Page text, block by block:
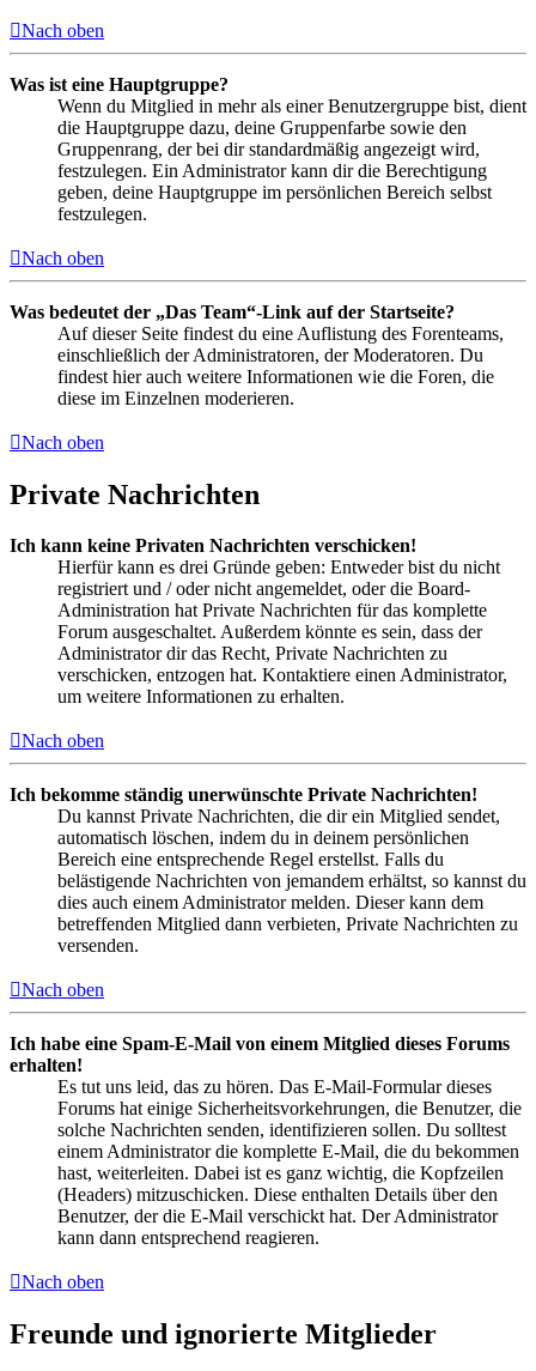
Nach oben
Was ist eine Hauptgruppe?
Wenn du Mitglied in mehr als einer Benutzergruppe bist, dient
die Hauptgruppe dazu, deine Gruppenfarbe sowie den
Gruppenrang, der bei dir standardmäßig angezeigt wird,
festzulegen. Ein Administrator kann dir die Berechtigung
geben, deine Hauptgruppe im persönlichen Bereich selbst
festzulegen.
Nach oben
Was bedeutet der „Das Team“-Link auf der Startseite?
Auf dieser Seite findest du eine Auflistung des Forenteams,
einschließlich der Administratoren, der Moderatoren. Du
findest hier auch weitere Informationen wie die Foren, die
diese im Einzelnen moderieren.
Nach oben
Private Nachrichten
Ich kann keine Privaten Nachrichten verschicken!
Hierfür kann es drei Gründe geben: Entweder bist du nicht
registriert und / oder nicht angemeldet, oder die Board-
Administration hat Private Nachrichten für das komplette
Forum ausgeschaltet. Außerdem könnte es sein, dass der
Administrator dir das Recht, Private Nachrichten zu
verschicken, entzogen hat. Kontaktiere einen Administrator,
um weitere Informationen zu erhalten.
Nach oben
Ich bekomme ständig unerwünschte Private Nachrichten!
Du kannst Private Nachrichten, die dir ein Mitglied sendet,
automatisch löschen, indem du in deinem persönlichen
Bereich eine entsprechende Regel erstellst. Falls du
belästigende Nachrichten von jemandem erhältst, so kannst du
dies auch einem Administrator melden. Dieser kann dem
betreffenden Mitglied dann verbieten, Private Nachrichten zu
versenden.
Nach oben
Ich habe eine Spam-E-Mail von einem Mitglied dieses Forums
erhalten!
Es tut uns leid, das zu hören. Das E-Mail-Formular dieses
Forums hat einige Sicherheitsvorkehrungen, die Benutzer, die
solche Nachrichten senden, identifizieren sollen. Du solltest
einem Administrator die komplette E-Mail, die du bekommen
hast, weiterleiten. Dabei ist es ganz wichtig, die Kopfzeilen
(Headers) mitzuschicken. Diese enthalten Details über den
Benutzer, der die E-Mail verschickt hat. Der Administrator
kann dann entsprechend reagieren.
Nach oben
Freunde und ignorierte Mitglieder